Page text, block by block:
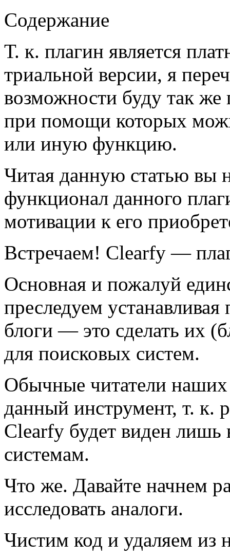
Содержание
Т. к. плагин является
триальной версии, я
возможности буду так же
при помощи которых
или иную функцию.
Читая данную статью вы
функционал данного
мотивации к его
Встречаем! Clearfy —
Основная и пожалуй
преследуем
блоги — это сделать их
для поисковых систем.
Обычные читатели наших
данный инструмент, т. к.
Clearfy будет виден лишь
системам.
Что же. Давайте начнем
исследовать аналоги.
Чистим код и удаляем из